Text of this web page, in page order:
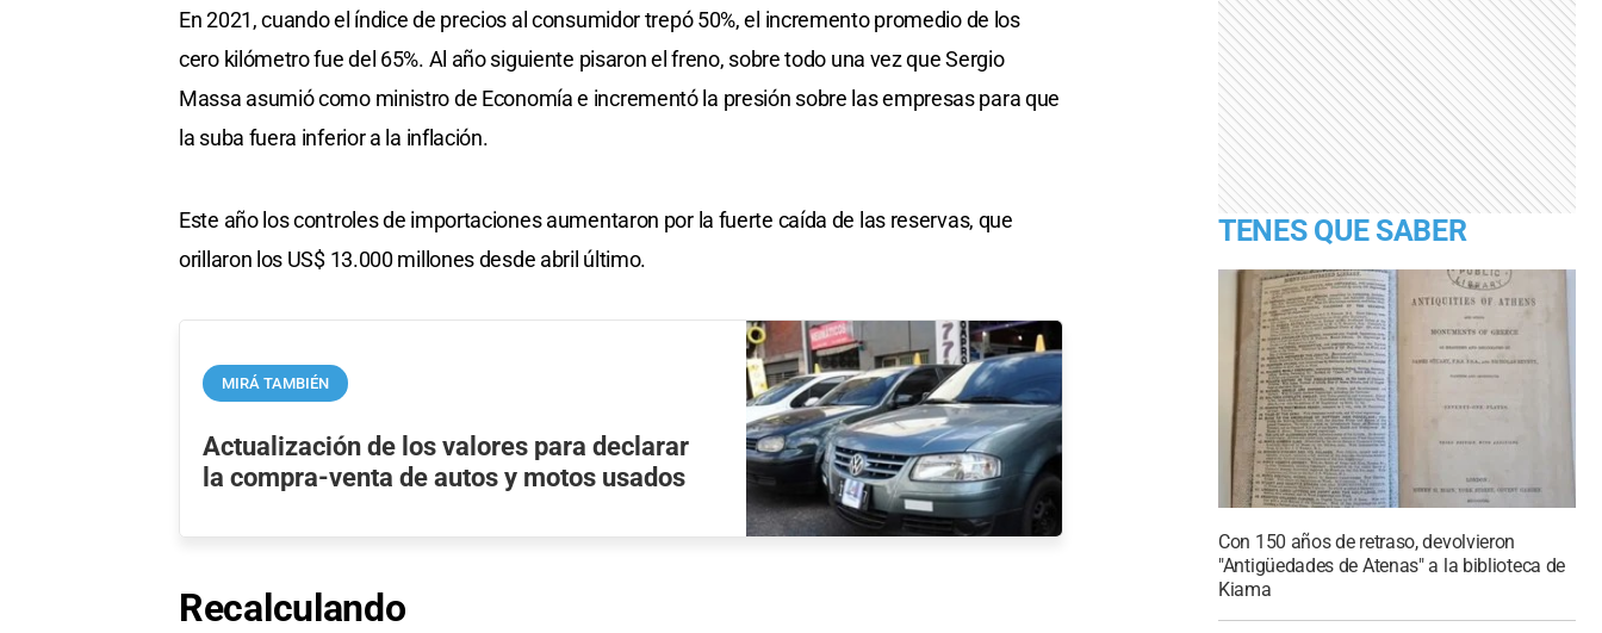
En 2021, cuando el índice de precios al consumidor trepó 50%, el incremento promedio de los
cero kilómetro fue del 65%. Al año siguiente pisaron el freno, sobre todo una vez que Sergio
Massa asumió como ministro de Economía e incrementó la presión sobre las empresas para que
la suba fuera inferior a la inflación.
Este año los controles de importaciones aumentaron por la fuerte caída de las reservas, que
orillaron los US$ 13.000 millones desde abril último.
MIRÁ TAMBIÉN
Actualización de los valores para declarar
la compra-venta de autos y motos usados
Recalculando
TENES QUE SABER
Con 150 años de retraso, devolvieron
"Antigüedades de Atenas" a la biblioteca de
Kiama